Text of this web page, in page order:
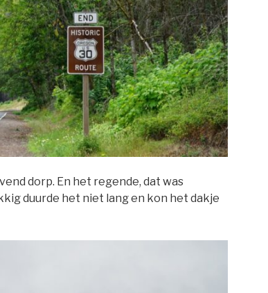
dorp. En het regende, dat was
duurde het niet lang en kon het dakje